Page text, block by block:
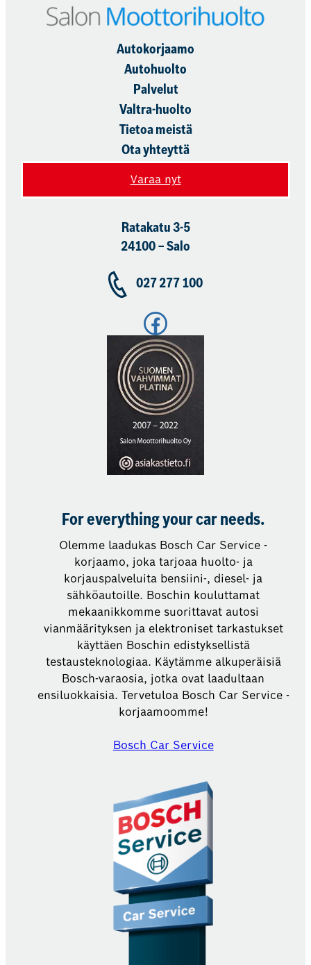
Autokorjaamo
Autohuolto
Palvelut
Valtra-huolto
Tietoa meistä
Ota yhteyttä
Varaa nyt
Ratakatu 3-5
24100 – Salo
027 277 100
Facebook
For everything your car needs.
Olemme laadukas Bosch Car Service -
korjaamo, joka tarjoaa huolto- ja
korjauspalveluita bensiini-, diesel- ja
sähköautoille. Boschin kouluttamat
mekaanikkomme suorittavat autosi
vianmäärityksen ja elektroniset tarkastukset
käyttäen Boschin edistyksellistä
testausteknologiaa. Käytämme alkuperäisiä
Bosch-varaosia, jotka ovat laadultaan
ensiluokkaisia. Tervetuloa Bosch Car Service -
korjaamoomme!
Bosch Car Service